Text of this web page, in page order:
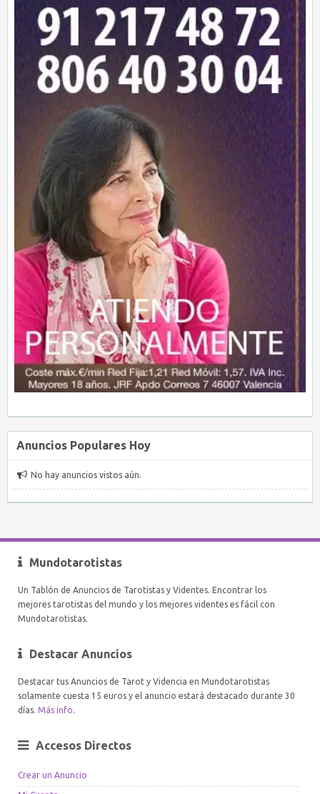
Anuncios Populares Hoy
No hay anuncios vistos aún.
Mundotarotistas
Un Tablón de Anuncios de Tarotistas y Videntes. Encontrar los
mejores tarotistas del mundo y los mejores videntes es fácil con
Mundotarotistas.
Destacar Anuncios
Destacar tus Anuncios de Tarot y Videncia en Mundotarotistas
solamente cuesta 15 euros y el anuncio estará destacado durante 30
días. Más info.
Accesos Directos
Crear un Anuncio